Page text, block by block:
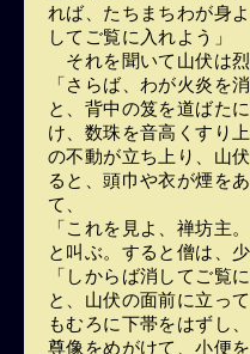
れば、たちまちわが身
してご覧に入れよう」
それを聞いて山伏は
「さらば、わが火炎を
と、背中の笈を道ばた
け、数珠を音高くすり
の不動が立ち上り、山
ると、頭巾や衣が煙を
て、
「これを見よ、禅坊主
と叫ぶ。すると僧は、
「しからば消してご覧
と、山伏の面前に立っ
もむろに下帯をはずし
尊像をめがけて、小便